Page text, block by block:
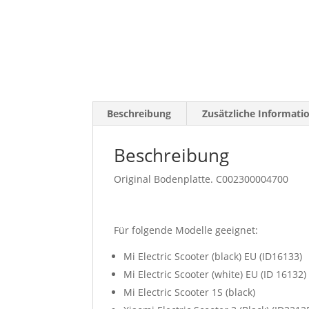
Beschreibung Zusätzliche
Beschreibung
Original Bodenplatte. C002300004700
Für folgende Modelle geeignet:
Mi Electric Scooter (black) EU (ID16133)
Mi Electric Scooter (white) EU (ID 16132)
Mi Electric Scooter 1S (black)